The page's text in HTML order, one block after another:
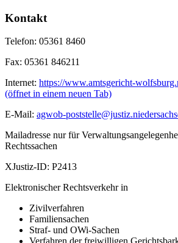
Kontakt
Telefon: 05361 8460
Fax: 05361 846211
Internet: https://www.amtsgericht-
(öffnet in einem neuen Tab)
E-Mail: agwob-
Mailadresse nur für
Rechtssachen
XJustiz-ID: P2413
Elektronischer Rechtsverkehr in
Zivilverfahren
Familiensachen
Straf- und OWi-Sachen